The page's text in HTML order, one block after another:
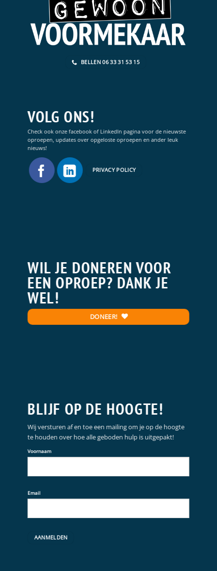
BELLEN 06 33 31 53 15
VOLG ONS!
Check ook onze facebook of LinkedIn pagina voor de nieuwste
oproepen, updates over opgeloste oproepen en ander leuk
nieuws!
PRIVACY POLICY
WIL JE DONEREN VOOR
EEN OPROEP? DANK JE
WEL!
DONEER!
BLIJF OP DE HOOGTE!
Wij versturen af en toe een mailing om je op de hoogte
te houden over hoe alle geboden hulp is uitgepakt!
Voornaam
Email